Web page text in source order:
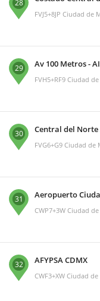
28
FVJ5+8JP Ciudad
29 Av 100 Metros -
FVH5+RF9 Ciudad
30 Central del
FVG6+G9 Ciudad
31 Aeropuerto
CWP7+3W Ciudad
32 AFYPSA CDMX
CWF3+XW Ciudad